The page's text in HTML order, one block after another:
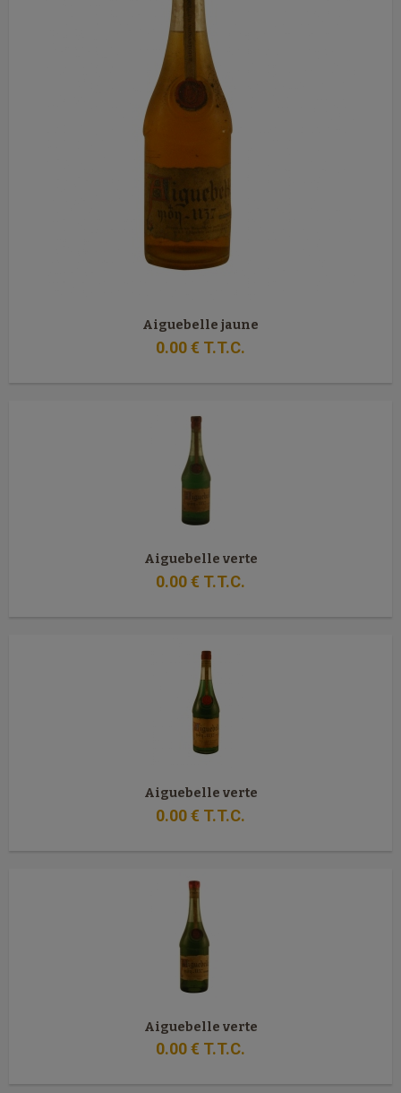
Aiguebelle jaune
0.00€ T.T.C.
Aiguebelle verte
0.00€ T.T.C.
Aiguebelle verte
0.00€ T.T.C.
Aiguebelle verte
0.00€ T.T.C.